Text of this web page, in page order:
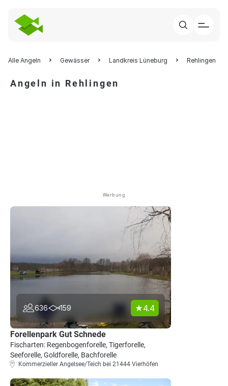
Alle Angeln Gewässer Landkreis Lüneburg Rehlingen
Angeln in Rehlingen
Werbung
636 159 4.4
Forellenpark Gut Schnede
Fischarten: Regenbogenforelle, Tigerforelle,
Seeforelle, Goldforelle, Bachforelle
Kommerzieller Angelsee/Teich bei 21444 Vierhöfen